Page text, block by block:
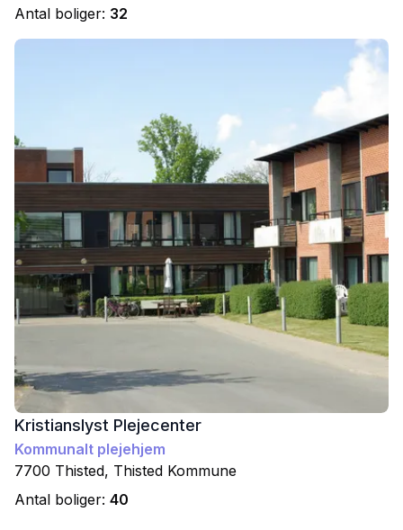
Antal boliger: 32
Kristianslyst Plejecenter
Kommunalt plejehjem
7700 Thisted, Thisted Kommune
Antal boliger: 40